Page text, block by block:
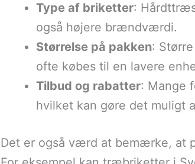
Type af briketter:
også højere brændværdi.
Størrelse på pakken:
ofte købes til en lavere
Tilbud og rabatter: Mange
hvilket kan gøre det muligt
Det er også værd at bemærke, at